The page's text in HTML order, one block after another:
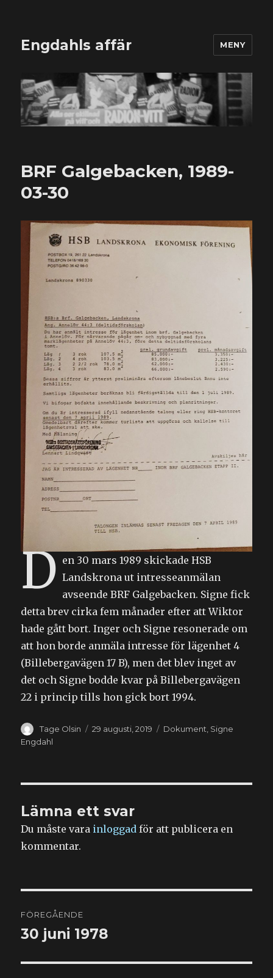
Engdahls affär MENY
BRF Galgebacken, 1989-
03-30
D en 30 mars 1989 skickade HSB
Landskrona ut intresseanmälan
avseende BRF Galgebacken. Signe fick
detta brev cirka fem månader efter att Wiktor
hade gått bort. Inger och Signe resonerade om
att hon borde anmäla intresse för lägenhet 4
(Billebergavägen 17 B), men det blev inget av
det och Signe bodde kvar på Billebergavägen
22 i princip tills hon gick bort 1994.
Författare
Tage Olsin
Publicerat
29 augusti, 2019 Kategorier
Dokument Signe
Engdahl
Lämna ett svar
Du måste vara inloggad för att publicera en
kommentar.
FÖREGÅENDE
Föregående
30 juni 1978